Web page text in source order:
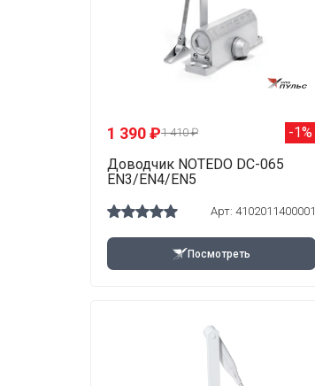
1 390 ₽1 410 ₽
-1%
Доводчик NOTEDO DC-065
EN3/EN4/EN5
Арт: 4102011400001
Посмотреть